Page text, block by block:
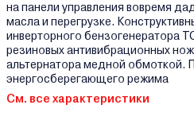
на панели управления вовремя
масла и перегрузке.
инверторного бензогенератора
резиновых антивибрационных
альтернатора медной обмоткой.
энергосберегающего режима
См. все характеристики